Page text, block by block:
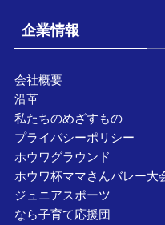
企業情報
会社概要
沿革
私たちのめざすもの
プライバシーポリシー
ホウワグラウンド
ホウワ杯ママさんバレー大
ジュニアスポーツ
なら子育て応援団